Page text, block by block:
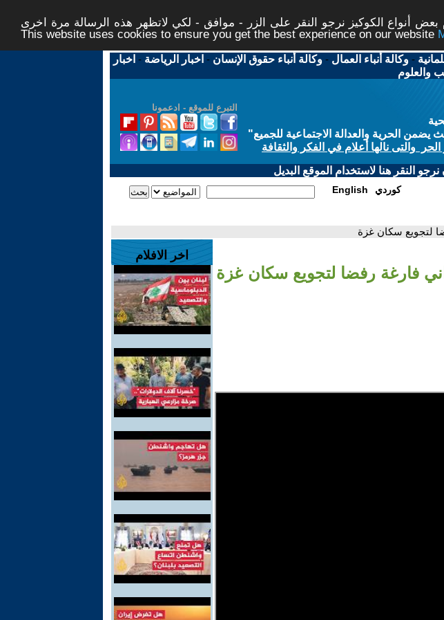
أنواع الكوكيز نرجو النقر على الزر - موافق - لكي لاتظهر هذه الرسالة مرة اخرى -
This website uses cookies to ensure you get the best experience on our website
-وكالة أنباء العمال -وكالة أنباء حقوق الإنسان - اخبار الرياضة - اخبار
والعلوم
التبرع للموقع - ادعمونا
الحرية والعدالة الاجتماعية للجميع"
والتى نالها أعلام في الفكر والثقافة
النقر هنا لاستخدام الموقع البديل
English كوردي
لتجويع سكان غزة
فارغة رفضا لتجويع سكان غزة
اخر الافلام